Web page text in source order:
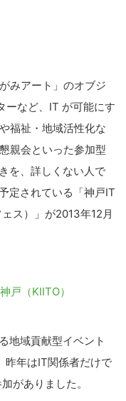
みアート」のオブジ
ーなど、IT が可能にす
福祉・地域活性化な
親会といった参加型
を、詳しくない人で
定されている「神戸IT
ス）」が2013年12月
地域貢献型イベント
昨年はIT関係者だけで
がありました。